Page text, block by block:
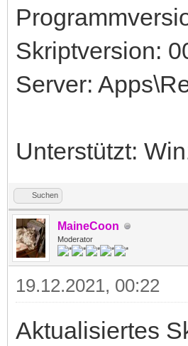
Skriptversion:
Server:
Unterstützt:
Suchen
MaineCoon
Moderator
19.12.2021, 00:22
Aktualisiertes